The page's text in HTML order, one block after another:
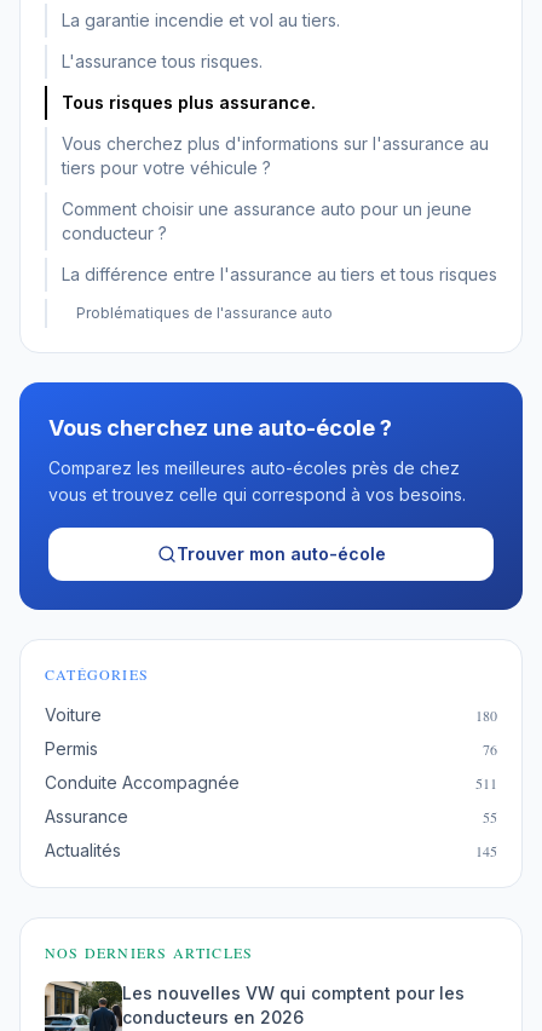
La garantie incendie et vol au tiers.
L'assurance tous risques.
Tous risques plus assurance.
Vous cherchez plus d'informations sur l'assurance au
tiers pour votre véhicule ?
Comment choisir une assurance auto pour un jeune
conducteur ?
La différence entre l'assurance au tiers et tous risques
Problématiques de l'assurance auto
Vous cherchez une auto-école ?
Comparez les meilleures auto-écoles près de chez
vous et trouvez celle qui correspond à vos besoins.
Trouver mon auto-école
CATÉGORIES
Voiture 180
Permis 76
Conduite Accompagnée 511
Assurance 55
Actualités 145
NOS DERNIERS ARTICLES
Les nouvelles VW qui comptent pour les
conducteurs en 2026